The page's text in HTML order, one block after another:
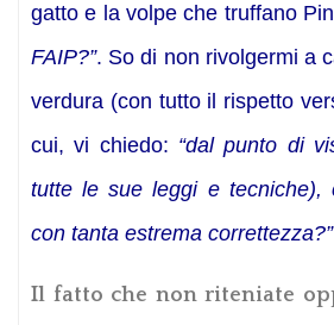
gatto e la volpe che truffano
FAIP?”. So di non rivolgermi a
verdura (con tutto il rispetto
cui, vi chiedo: “dal punto di
tutte le sue leggi e tecniche),
con tanta estrema correttezza?”
Il fatto che non riteniate